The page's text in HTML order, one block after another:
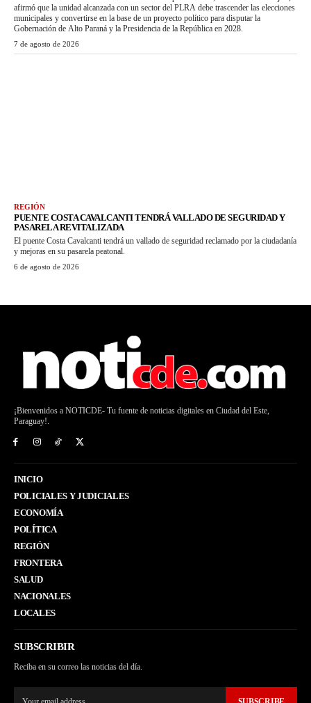
afirmó que la unidad alcanzada con un sector del PLRA debe trascender las elecciones
municipales y convertirse en la base de un proyecto político para disputar la
Gobernación de Alto Paraná y la Presidencia de la República en 2028.
7 de agosto de 2026
REGIÓN
PUENTE COSTA CAVALCANTI TENDRÁ VALLADO DE SEGURIDAD Y
PASARELA REVITALIZADA
El puente Costa Cavalcanti tendrá un vallado de seguridad reclamado por la ciudadanía
y mejoras en su pasarela peatonal.
6 de agosto de 2026
¡Bienvenidos a NOTICDE- Tu fuente de noticias digitales en Ciudad del Este,
Paraguay!.
INICIO
POLICIALES Y JUDICIALES
ECONOMÍA
POLÍTICA
REGIÓN
FRONTERA
SALUD
NACIONALES
LOCALES
SUBSCRIBIR
Reciba en su correo las noticias del día.